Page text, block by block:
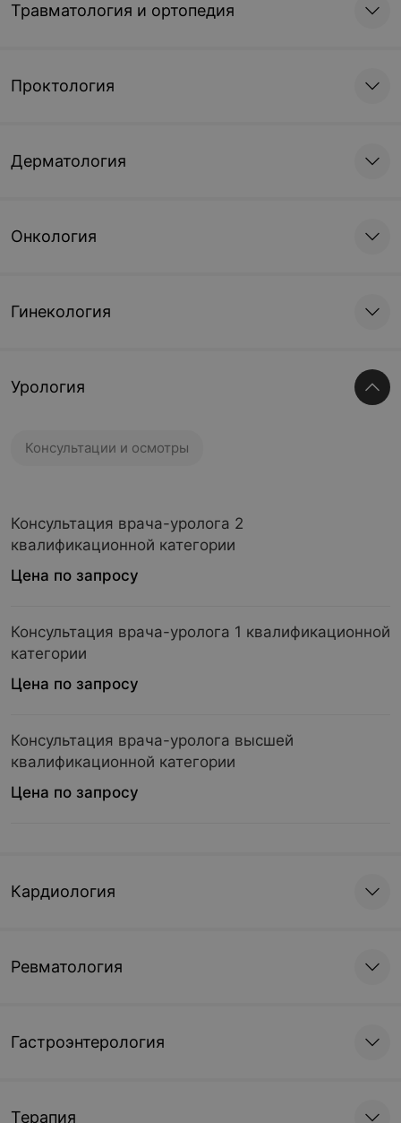
Травматология и ортопедия
Проктология
Дерматология
Онкология
Гинекология
Урология
Консультации и осмотры
Консультация врача-уролога 2
квалификационной категории
Цена по запросу
Консультация врача-уролога 1 квалификационной
категории
Цена по запросу
Консультация врача-уролога высшей
квалификационной категории
Цена по запросу
Кардиология
Ревматология
Гастроэнтерология
Терапия